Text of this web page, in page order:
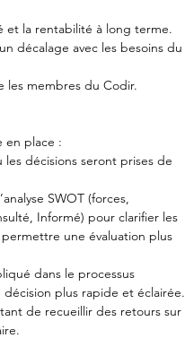
et la rentabilité à long terme.
décalage avec les besoins du
les membres du Codir.
en place :
décisions seront prises de
SWOT (forces,
Informé) pour clarifier les
une évaluation plus
dans le processus
plus rapide et éclairée.
de recueillir des retours sur